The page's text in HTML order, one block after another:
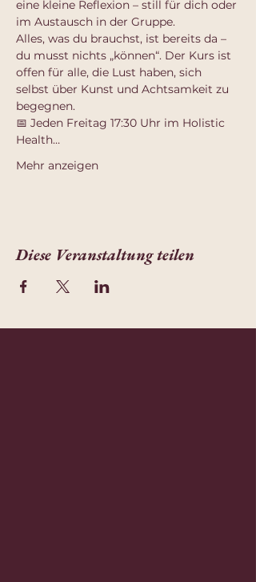
eine kleine Reflexion – still für dich oder
im Austausch in der Gruppe.
Alles, was du brauchst, ist bereits da –
du musst nichts „können“. Der Kurs ist
offen für alle, die Lust haben, sich
selbst über Kunst und Achtsamkeit zu
begegnen.
📅 Jeden Freitag 17:30 Uhr im Holistic
Health…
Mehr anzeigen
Diese Veranstaltung teilen